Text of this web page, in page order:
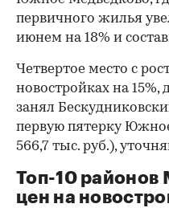
первичного жилья
июнем на 18% и
Четвертое место с
новостройках на 15%,
занял
первую пятерку
566,7 тыс. руб.),
Топ-10 районов
цен на